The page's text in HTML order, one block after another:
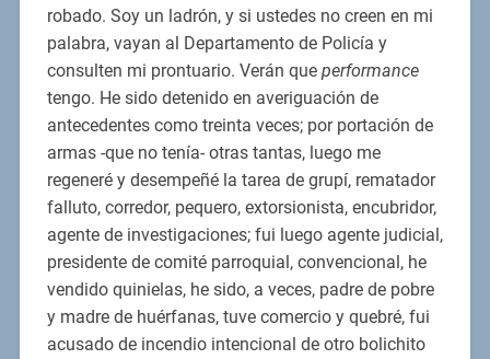
robado. Soy un ladrón, y si ustedes no creen en mi
palabra, vayan al Departamento de Policía y
consulten mi prontuario. Verán que performance
tengo. He sido detenido en averiguación de
antecedentes como treinta veces; por portación de
armas -que no tenía- otras tantas, luego me
regeneré y desempeñé la tarea de grupí, rematador
falluto, corredor, pequero, extorsionista, encubridor,
agente de investigaciones; fui luego agente judicial,
presidente de comité parroquial, convencional, he
vendido quinielas, he sido, a veces, padre de pobre
y madre de huérfanas, tuve comercio y quebré, fui
acusado de incendio intencional de otro bolichito